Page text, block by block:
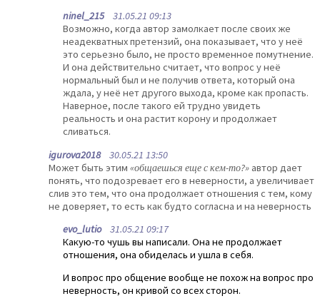
ninel_21531.05.21 09:13
Возможно, когда автор замолкает после своих же
неадекватных претензий, она показывает, что у неё
это серьезно было, не просто временное помутнение.
И она действительно считает, что вопрос у неё
нормальный был и не получив ответа, который она
ждала, у неё нет другого выхода, кроме как пропасть.
Наверное, после такого ей трудно увидеть
реальность и она растит корону и продолжает
сливаться.
igurova201830.05.21 13:50
Может быть этим «общаешься еще с кем-то?» автор дает
понять, что подозревает его в неверности, а увеличивает
слив это тем, что она продолжает отношения с тем, кому
не доверяет, то есть как будто согласна и на неверность
evo_lutio31.05.21 09:17
Какую-то чушь вы написали. Она не продолжает
отношения, она обиделась и ушла в себя.
И вопрос про общение вообще не похож на вопрос про
неверность, он кривой со всех сторон.